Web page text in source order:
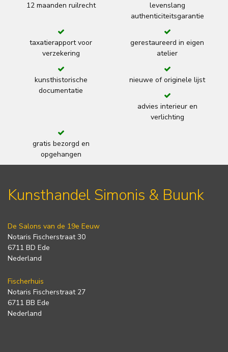
12 maanden ruilrecht
levenslang
authenticiteitsgarantie
taxatierapport voor
verzekering
gerestaureerd in eigen
atelier
kunsthistorische
documentatie
nieuwe of originele lijst
advies interieur en
verlichting
gratis bezorgd en
opgehangen
Kunsthandel Simonis & Buunk
De Salons van de 19e Eeuw
Notaris Fischerstraat 30
6711 BD Ede
Nederland
Fischerhuis
Notaris Fischerstraat 27
6711 BB Ede
Nederland